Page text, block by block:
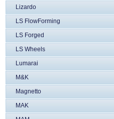
Lizardo
LS FlowForming
LS Forged
LS Wheels
Lumarai
M&K
Magnetto
MAK